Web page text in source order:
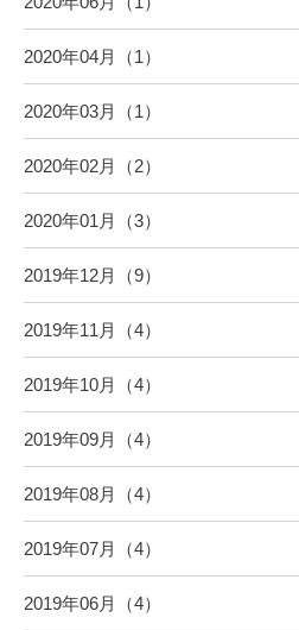
2020年04月（1）
2020年03月（1）
2020年02月（2）
2020年01月（3）
2019年12月（9）
2019年11月（4）
2019年10月（4）
2019年09月（4）
2019年08月（4）
2019年07月（4）
2019年06月（4）